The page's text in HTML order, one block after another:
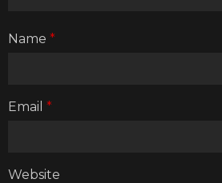
Name *
Email *
Website